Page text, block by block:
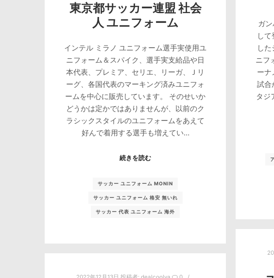
ガ
し
し
ニフ
ーナ
試合
タジ
東京都サッカー連盟 社会
人 ユニフォーム
インテル ミラノ ユニフォーム選手実使用ユ
ニフォーム＆スパイク、選手実支給品や日
本代表、プレミア、セリエ、リーガ、Ｊリ
ーグ、各国代表のマーキング済みユニフォ
ームを中心に販売しています。 そのせいか
どうかは定かではありませんが、以前のク
ラシックスタイルのユニフォームをあえて
好んで着用する選手も増えてい…
続きを読む
サッカー ユニフォーム MONIN
サッカー ユニフォーム 格安 無いれ
サッカー 代表 ユニフォーム 海外